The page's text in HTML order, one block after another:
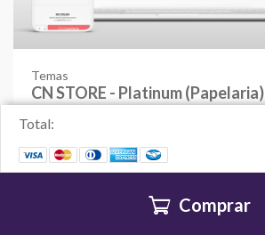
Temas
CN STORE - Platinum (Papelaria)
R$ 399,00
Total:
Comprar